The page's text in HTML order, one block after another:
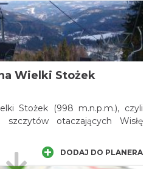
od przebiegającej nieopodal
Pętli Beskidzkiej. Zimą na
ośrodek narciarski. Podnóżami
ze Zwardonia na Barania
Trójwsi Beskidzkiej.
Wielki Stożek
Stożek (998 m.n.p.m.), czyli
szczytów otaczających Wisłę
DODAJ DO PLANERA